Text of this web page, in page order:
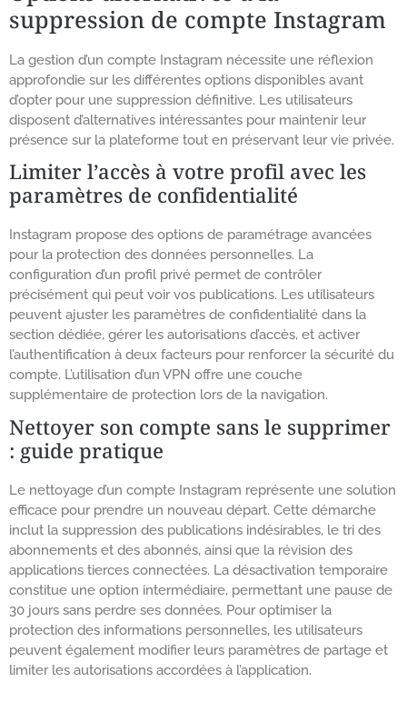
suppression de compte Instagram
La gestion d’un compte Instagram nécessite une réflexion
approfondie sur les différentes options disponibles avant
d’opter pour une suppression définitive. Les utilisateurs
disposent d’alternatives intéressantes pour maintenir leur
présence sur la plateforme tout en préservant leur vie privée.
Limiter l’accès à votre profil avec les
paramètres de confidentialité
Instagram propose des options de paramétrage avancées
pour la protection des données personnelles. La
configuration d’un profil privé permet de contrôler
précisément qui peut voir vos publications. Les utilisateurs
peuvent ajuster les paramètres de confidentialité dans la
section dédiée, gérer les autorisations d’accès, et activer
l’authentification à deux facteurs pour renforcer la sécurité du
compte. L’utilisation d’un VPN offre une couche
supplémentaire de protection lors de la navigation.
Nettoyer son compte sans le supprimer
: guide pratique
Le nettoyage d’un compte Instagram représente une solution
efficace pour prendre un nouveau départ. Cette démarche
inclut la suppression des publications indésirables, le tri des
abonnements et des abonnés, ainsi que la révision des
applications tierces connectées. La désactivation temporaire
constitue une option intermédiaire, permettant une pause de
30 jours sans perdre ses données. Pour optimiser la
protection des informations personnelles, les utilisateurs
peuvent également modifier leurs paramètres de partage et
limiter les autorisations accordées à l’application.